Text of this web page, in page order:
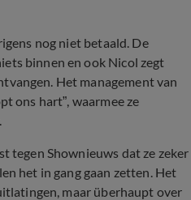
euro van Nicol
nog niet betaald. De
binnen en ook Nicol zegt
Het management van
ons hart”, waarmee ze
tegen Shownieuws dat ze zeker
het in gang gaan zetten. Het
maar überhaupt over